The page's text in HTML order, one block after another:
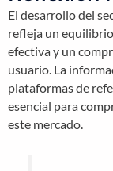
El desarrollo del
refleja un
efectiva y un
usuario. La
plataformas de
esencial para
este mercado.